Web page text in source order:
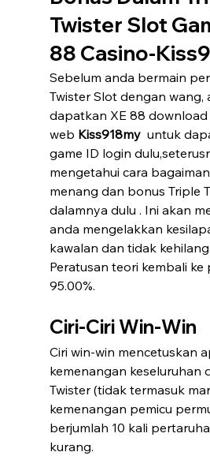
Twister Slot
88 Casino-
Sebelum anda bermain
Twister Slot dengan wang,
dapatkan XE 88 download
web Kiss918my untuk
game ID login
mengetahui cara
menang dan bonus Triple
dalamnya dulu . Ini akan
anda mengelakkan
kawalan dan tidak
Peratusan teori kembali ke
95.00%.
Ciri-Ciri Win-Win
Ciri win-win mencetuskan
kemenangan keseluruhan
Twister (tidak termasuk
kemenangan pemicu
berjumlah 10 kali
kurang.